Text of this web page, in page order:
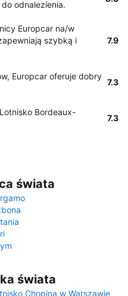
odnalezienia.
Europcar na/w
szybką i
7.9
Europcar oferuje dobry
7.3
Bordeaux-
7.3
świata
świata
Chopina w Warszawie